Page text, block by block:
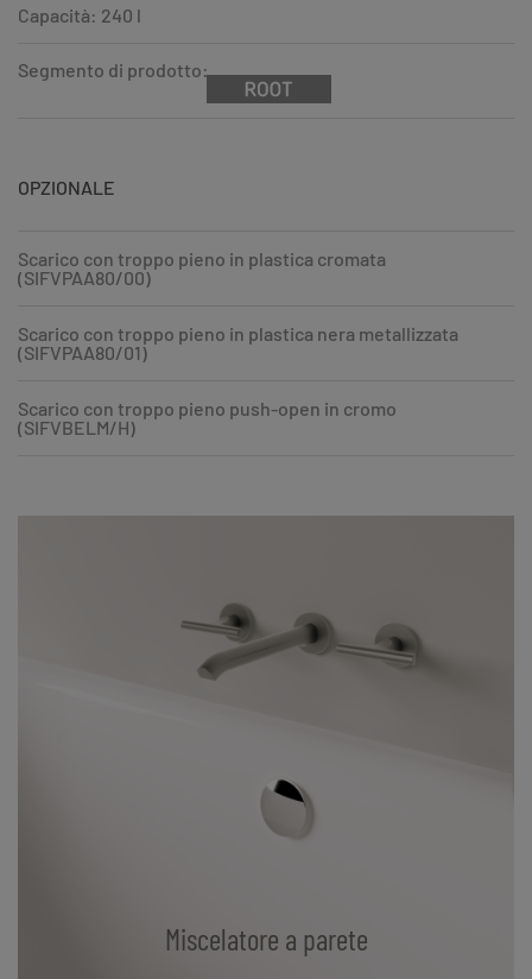
Capacità: 240 l
Segmento di prodotto:
OPZIONALE
Scarico con troppo pieno in plastica cromata
(SIFVPAA80/00)
Scarico con troppo pieno in plastica nera metallizzata
(SIFVPAA80/01)
Scarico con troppo pieno push-open in cromo
(SIFVBELM/H)
Miscelatore a parete